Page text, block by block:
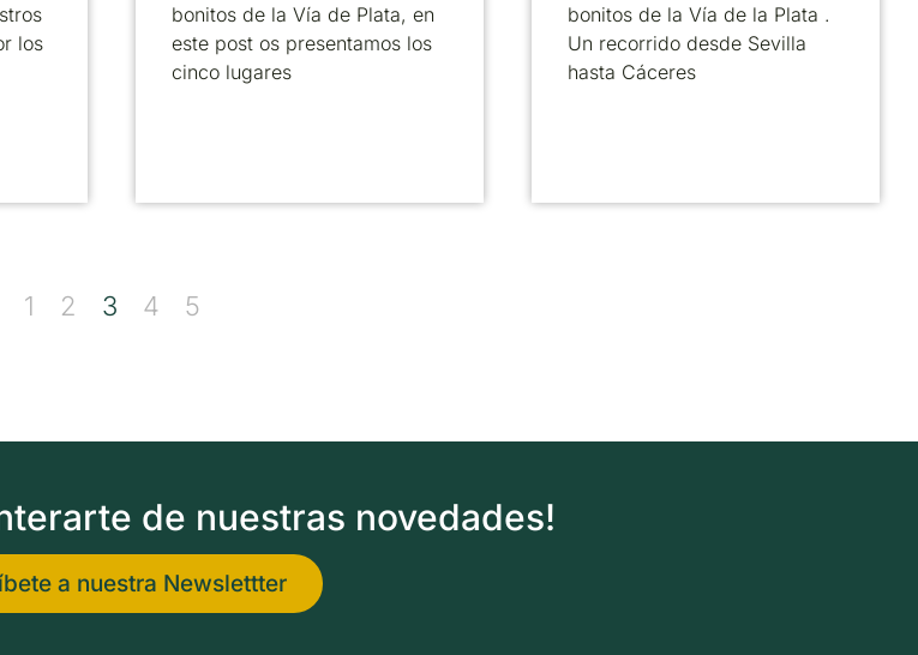
los
bonitos de la Vía de Plata, en
este post os presentamos los
cinco lugares
bonitos de la Vía de la Plata .
Un recorrido desde Sevilla
hasta Cáceres
1 2 3 4 5
de nuestras novedades!
a nuestra Newslettter